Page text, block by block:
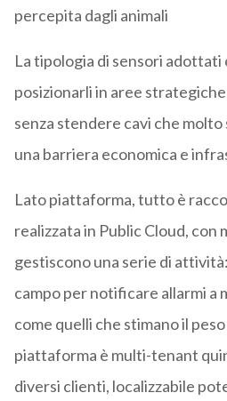
percepita dagli animali
La tipologia di sensori
posizionarli in aree
senza stendere cavi che
una barriera economica e
Lato piattaforma, tutto è
realizzata in Public Cloud, con
gestiscono una serie di
campo per notificare allarmi a
come quelli che stimano il
piattaforma è multi-tenant
diversi clienti, localizzabile